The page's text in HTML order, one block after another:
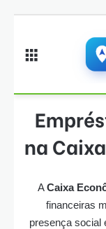
na
ACaixa
financeiras
presença social